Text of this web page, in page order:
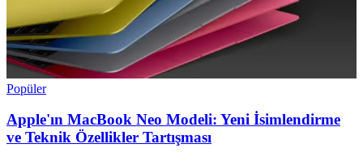
Popüler
Apple'ın MacBook Neo Modeli: Yeni İsimlendirme
ve Teknik Özellikler Tartışması